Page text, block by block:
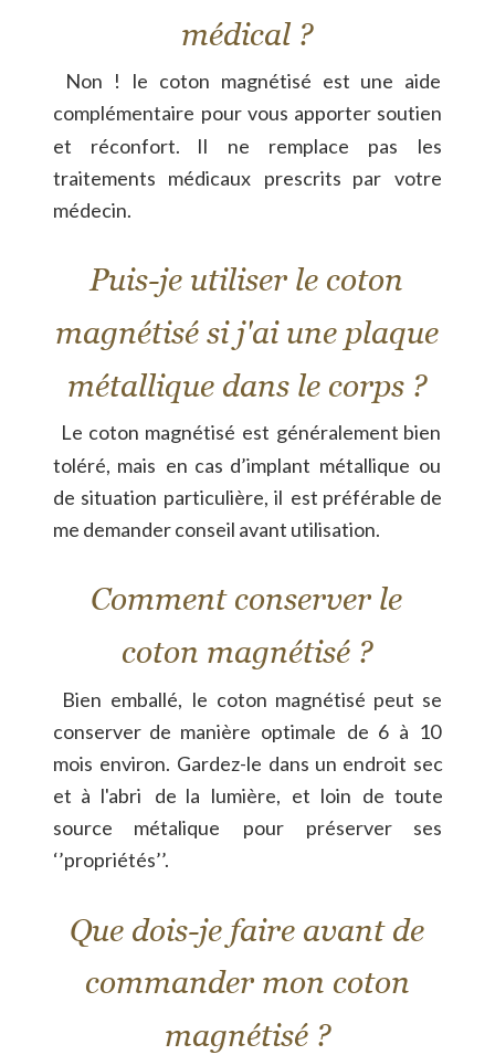
médical ?
Non ! le coton magnétisé est une aide
complémentaire pour vous apporter soutien
et
réconfort. Il ne remplace pas
les
traitements médicaux prescrits par votre
médecin.
Puis-je utiliser le coton
magnétisé si j'ai une plaque
métallique dans le corps ?
Le coton magnétisé est généralement bien
toléré, mais en cas d’implant métallique ou
de situation particulière, il est préférable de
me demander conseil avant utilisation.
Comment conserver le
coton magnétisé ?
Bien emballé, le coton magnétisé peut se
conserver de manière optimale de 6 à 10
mois environ. Gardez-le dans un endroit sec
et à l'abri de la lumière, et loin de toute
source
métalique pour préserver
ses
‘’propriétés’’.
Que dois-je faire avant de
commander mon coton
magnétisé ?